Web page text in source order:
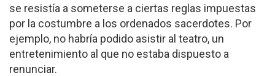
se resistía a someterse a ciertas reglas impuestas
por la costumbre a los ordenados sacerdotes. Por
ejemplo, no habría podido asistir al teatro, un
entretenimiento al que no estaba dispuesto a
renunciar.